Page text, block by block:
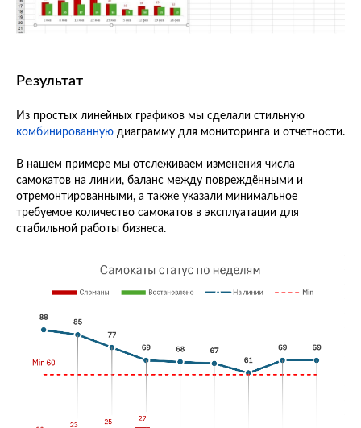
Результат
Из простых линейных графиков мы сделали стильную
комбинированную диаграмму для мониторинга и отчетности.
В нашем примере мы отслеживаем изменения числа
самокатов на линии, баланс между повреждёнными и
отремонтированными, а также указали минимальное
требуемое количество самокатов в эксплуатации для
стабильной работы бизнеса.